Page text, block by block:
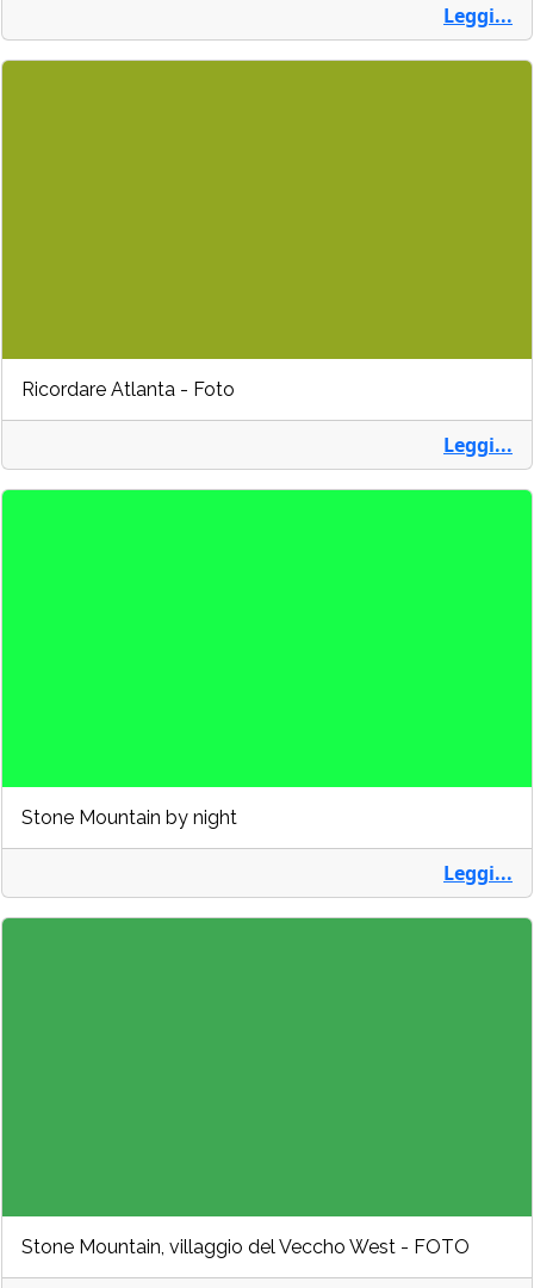
Leggi...
Ricordare Atlanta - Foto
Leggi...
Stone Mountain by night
Leggi...
Stone Mountain, villaggio del Veccho West - FOTO